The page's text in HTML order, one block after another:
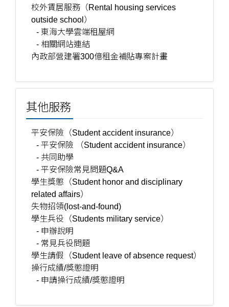
校外賃居服務（Rental housing services
outside school）
- 東海大學雲端租屋網
- 相關網站連結
內政部營建署300億租金補貼專案計畫
其他服務
平安保險（Student accident insurance）
- 平安保險 （Student accident insurance）
- 共同助學
- 平安保險常見問題Q&A
學生獎懲（Student honor and disciplinary
related affairs）
失物招領(lost-and-found)
學生兵役（Students military service）
- 申辦說明
- 常見兵役問題
學生請假（Student leave of absence request）
操行成績/獎懲證明
- 申請操行成績/獎懲證明